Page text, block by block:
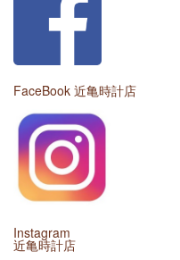
FaceBook 近亀時計店
Instagram
近亀時計店